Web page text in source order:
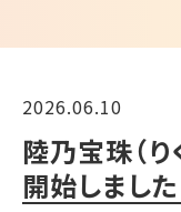
2026.06.10
陸乃宝珠（
開始しました